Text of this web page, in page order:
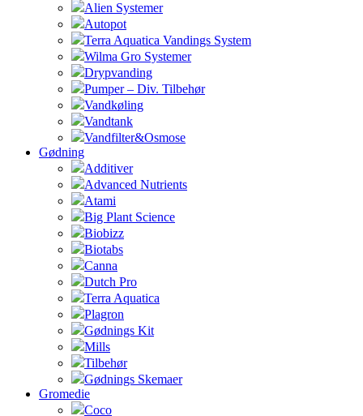
Alien Systemer
Autopot
Terra Aquatica Vandings System
Wilma Gro Systemer
Drypvanding
Pumper – Div. Tilbehør
Vandkøling
Vandtank
Vandfilter&Osmose
Gødning
Additiver
Advanced Nutrients
Atami
Big Plant Science
Biobizz
Biotabs
Canna
Dutch Pro
Terra Aquatica
Plagron
Gødnings Kit
Mills
Tilbehør
Gødnings Skemaer
Gromedie
Coco